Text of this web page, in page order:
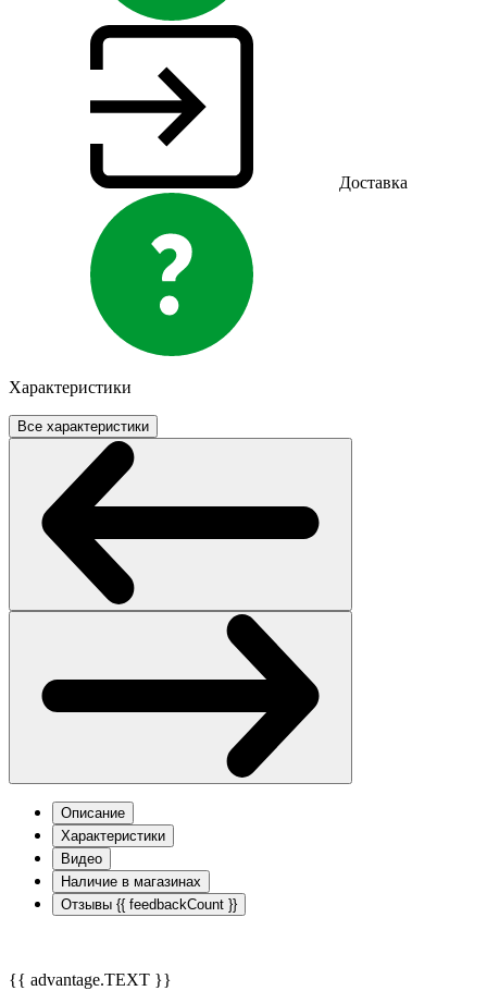
Доставка
Характеристики
Все характеристики
Описание
Характеристики
Видео
Наличие в магазинах
Отзывы {{ feedbackCount }}
{{ advantage.TEXT }}